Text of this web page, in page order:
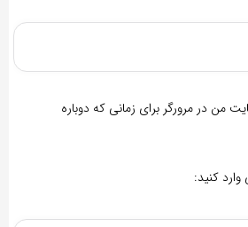
من در مرورگر برای زمانی که دوباره
کنید: